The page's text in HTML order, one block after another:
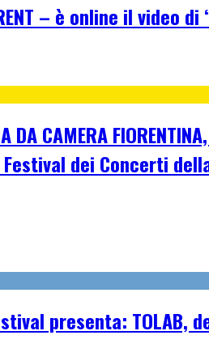
– è online il video
DA CAMERA
dei Concerti
presenta: